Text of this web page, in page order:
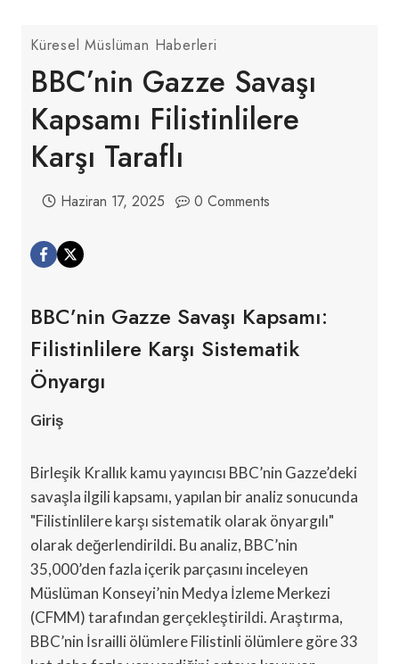
Küresel Müslüman Haberleri
BBC’nin Gazze Savaşı
Kapsamı Filistinlilere
Karşı Taraflı
Haziran 17, 2025 0 Comments
BBC’nin Gazze Savaşı Kapsamı:
Filistinlilere Karşı Sistematik
Önyargı
Giriş
Birleşik Krallık kamu yayıncısı BBC’nin Gazze’deki
savaşla ilgili kapsamı, yapılan bir analiz sonucunda
"Filistinlilere karşı sistematik olarak önyargılı"
olarak değerlendirildi. Bu analiz, BBC’nin
35,000’den fazla içerik parçasını inceleyen
Müslüman Konseyi’nin Medya İzleme Merkezi
(CFMM) tarafından gerçekleştirildi. Araştırma,
BBC’nin İsrailli ölümlere Filistinli ölümlere göre 33